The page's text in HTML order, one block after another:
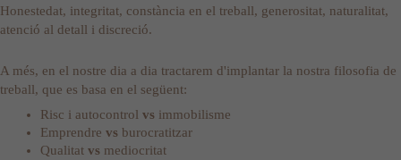
Honestedat, integritat, constància en el treball, generositat, naturalitat,
atenció al detall i discreció.
A més, en el nostre dia a dia tractarem d'implantar la nostra filosofia de
treball, que es basa en el següent:
Risc i autocontrol vs immobilisme
Emprendre vs burocratitzar
Qualitat vs mediocritat